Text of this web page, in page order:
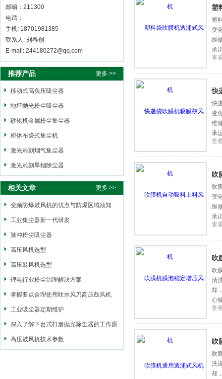
邮编：211300
电话：
手机: 18701981385
联系人: 刘春创
E-mail: 244180272@qq.com
推荐产品 更多 >>
移动式高负压吸尘器
地坪抛光粉尘吸尘器
砂轮机金属粉尘集尘器
柜体布袋式集尘机
激光雕刻烟气集尘器
激光雕刻旱烟除尘器
相关文章 更多 >>
变频防爆鼓风机的优点与防爆区域须知
工业集尘器新一代研发
脉冲粉尘吸尘器
高压风机选型
高压鼓风机选型
锂电行业粉尘治理解决方案
掌握要点合理使用吹水风刀高压鼓风机
工业吸尘器定期维护
深入了解下台式打磨抛光除尘器的工作原
理
高压鼓风机技术参数
塑
塑
变
维
承
查
快
快
变
维
承
查
吹
吹
变
维
承
查
吹
吹
清
却
心
查
吹
吹
洗
却